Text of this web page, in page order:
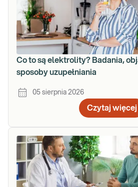
Co to są elektrolity? Badania,
sposoby uzupełniania
05 sierpnia 2026
Czytaj więcej